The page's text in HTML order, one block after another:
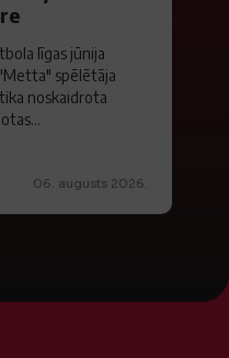
līgas jūnija
spēlētāja
noskaidrota
06. augusts 2026.